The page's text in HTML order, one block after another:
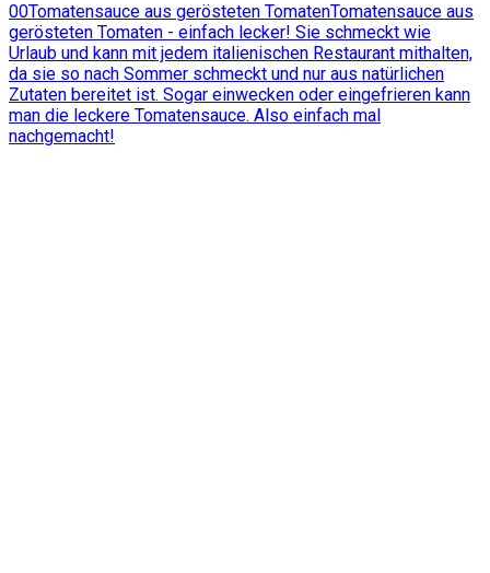
00Tomatensauce aus gerösteten TomatenTomatensauce aus
gerösteten Tomaten - einfach lecker! Sie schmeckt wie
Urlaub und kann mit jedem italienischen Restaurant mithalten,
da sie so nach Sommer schmeckt und nur aus natürlichen
Zutaten bereitet ist. Sogar einwecken oder eingefrieren kann
man die leckere Tomatensauce. Also einfach mal
nachgemacht!